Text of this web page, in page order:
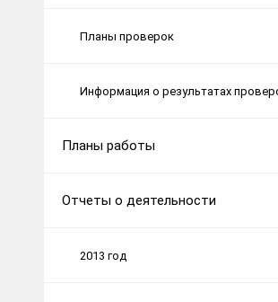
Планы проверок
Информация о результатах
Планы работы
Отчеты о деятельности
2013 год